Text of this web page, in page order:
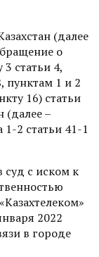
(далее
о
статьи 4,
пунктам 1 и 2
16) статьи
(далее –
2 статьи 41-1
с иском к
2022
в городе